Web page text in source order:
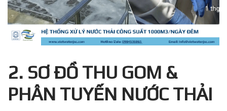
2. SƠ ĐỒ THU GOM &
PHÂN TUYẾN NƯỚC THẢI